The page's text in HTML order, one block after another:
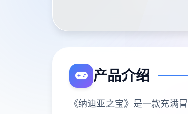
产品介绍
《纳迪亚之宝》是一款充满